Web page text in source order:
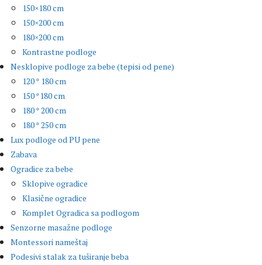
150×180 cm
150×200 cm
180×200 cm
Kontrastne podloge
Nesklopive podloge za bebe (tepisi od pene)
120 * 180 cm
150 *180 cm
180 * 200 cm
180 * 250 cm
Lux podloge od PU pene
Zabava
Ogradice za bebe
Sklopive ogradice
Klasične ogradice
Komplet Ogradica sa podlogom
Senzorne masažne podloge
Montessori nameštaj
Podesivi stalak za tuširanje beba